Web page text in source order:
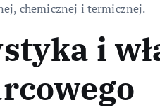
chemicznej i termicznej.
i